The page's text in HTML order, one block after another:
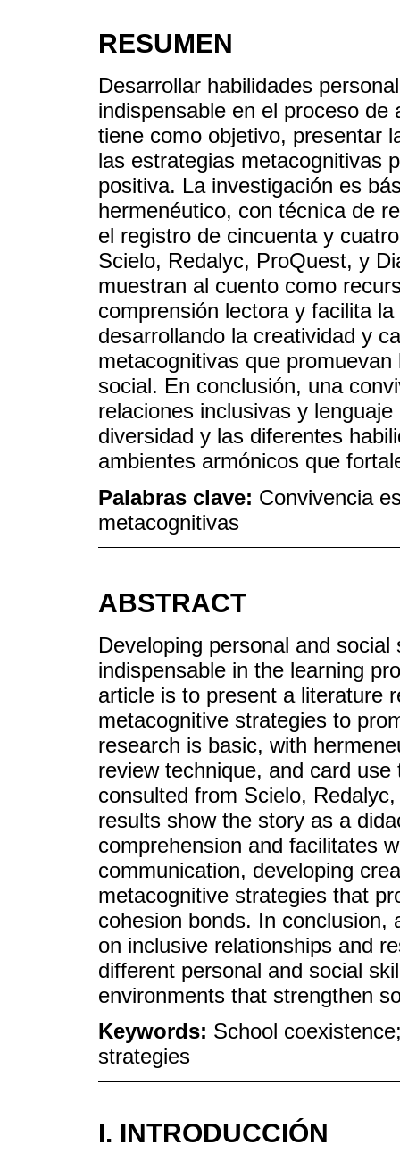
RESUMEN
Desarrollar habilidades
indispensable en el proceso
tiene como objetivo, presentar
las estrategias metacognitivas
positiva. La investigación es
hermenéutico, con técnica de
el registro de cincuenta y
Scielo, Redalyc, ProQuest, y
muestran al cuento como
comprensión lectora y facilita
desarrollando la creatividad y
metacognitivas que
social. En conclusión, una
relaciones inclusivas y
diversidad y las diferentes
ambientes armónicos que
Palabras clave: Convivencia
metacognitivas
ABSTRACT
Developing personal and
indispensable in the learning
article is to present a literature
metacognitive strategies to
research is basic, with
review technique, and card
consulted from Scielo,
results show the story as a
comprehension and facilitates
communication, developing
metacognitive strategies that
cohesion bonds. In conclusion,
on inclusive relationships and
different personal and social
environments that strengthen
Keywords: School
strategies
I. INTRODUCCIÓN